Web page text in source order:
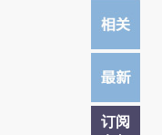
订阅